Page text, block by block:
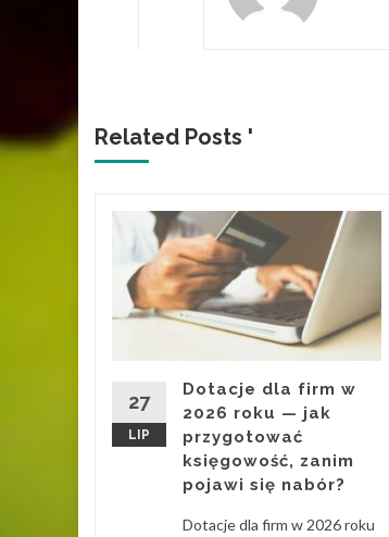
Related Posts '
27
LIP
Dotacje dla firm w
2026 roku — jak
przygotować
księgowość, zanim
pojawi się nabór?
Dotacje dla firm w 2026 roku